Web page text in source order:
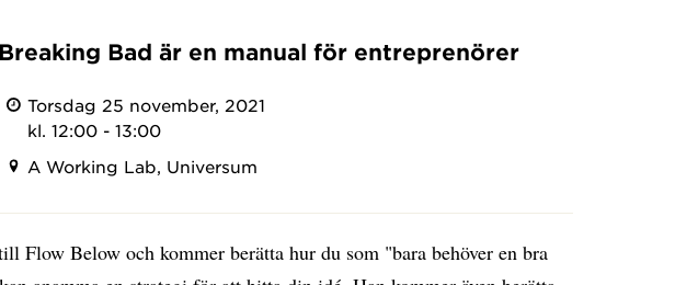
Bad är en manual för entreprenörer
Torsdag 25 november, 2021
kl. 12:00 - 13:00
A Working Lab, Universum
Flow Below och kommer berätta hur du som "bara behöver en bra